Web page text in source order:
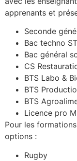
apprenants et
Seconde
Bac techno
Bac général
CS
BTS Labo &
BTS
BTS
Licence pro
Pour les
options :
Rugby